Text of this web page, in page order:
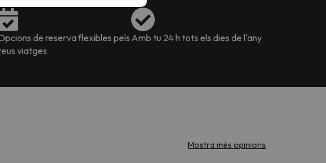
de reserva flexibles pels
viatges
Amb tu 24 h tots els dies de l'any
Mostra més opinions